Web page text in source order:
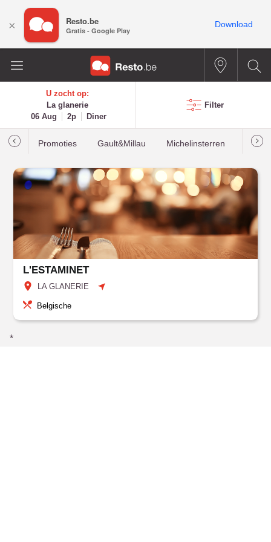
U zocht op:
La glanerie
06 Aug
2p Diner
Filter
Promoties Gault&Millau Michelinsterren
L'ESTAMINET
LA GLANERIE
Belgische
*
× Resto.be
Gratis - Google Play
Download